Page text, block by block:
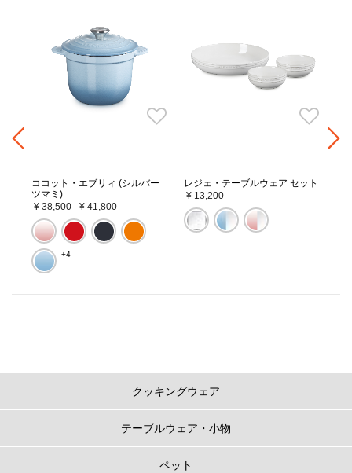
ココット・エブリィ (シルバー
ツマミ)
¥ 38,500 - ¥ 41,800
+4
レジェ・テーブルウェア セット
¥ 13,200
クッキングウェア
テーブルウェア・小物
ペット